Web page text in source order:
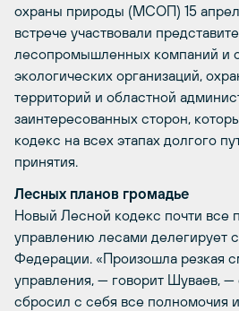
охраны природы (МСОП) 15
встрече участвовали
лесопромышленных компаний и
экологических организаций,
территорий и областной
заинтересованных сторон,
кодекс на всех этапах долгого
принятия.
Лесных планов громадье
Новый Лесной кодекс почти все
управлению лесами делегирует
Федерации. «Произошла резкая
управления, — говорит Шуваев,
сбросил с себя все полномочия